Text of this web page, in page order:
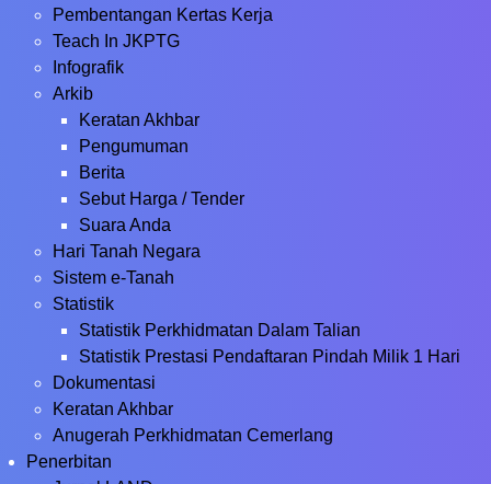
Pembentangan Kertas Kerja
Teach In JKPTG
Infografik
Arkib
Keratan Akhbar
Pengumuman
Berita
Sebut Harga / Tender
Suara Anda
Hari Tanah Negara
Sistem e-Tanah
Statistik
Statistik Perkhidmatan Dalam Talian
Statistik Prestasi Pendaftaran Pindah Milik 1 Hari
Dokumentasi
Keratan Akhbar
Anugerah Perkhidmatan Cemerlang
Penerbitan